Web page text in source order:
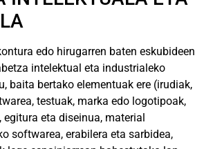
edo hirugarren baten eskubideen
intelektual eta industrialeko
baita bertako elementuak ere (irudiak,
testuak, marka edo logotipoak,
eta diseinua, material
softwarea, erabilera eta sarbidea,